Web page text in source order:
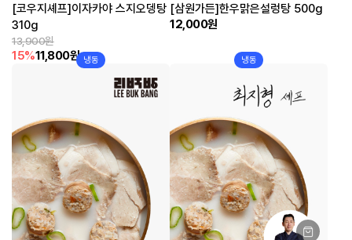
[코우지셰프]이자카야 스지오뎅탕
310g
13,900원
15%11,800원
[삼원가든]한우맑은설렁탕 500g
12,000원
냉동 냉동